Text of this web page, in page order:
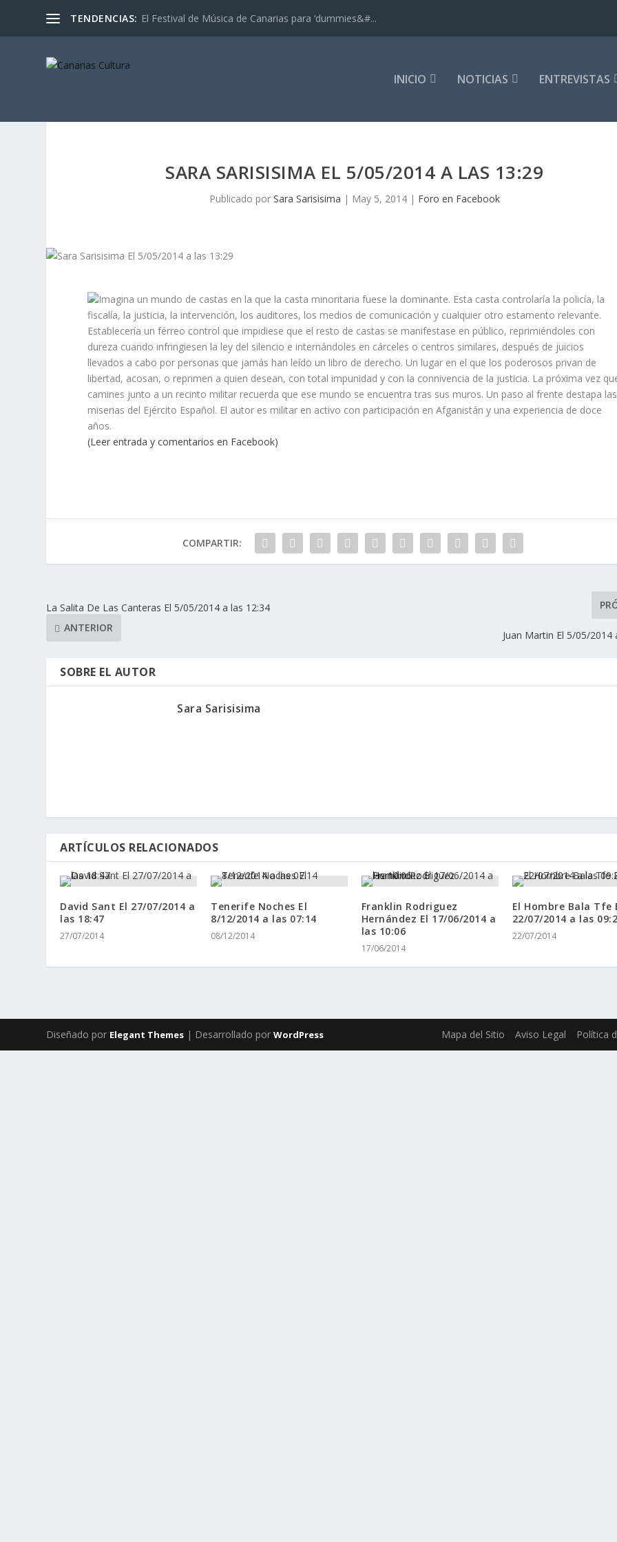
TENDENCIAS: El Festival de Música de Canarias para ‘dummies&#...
INICIO NOTICIAS ENTREVISTAS
SARA SARISISIMA EL 5/05/2014 A LAS 13:29
Publicado por Sara Sarisisima | May 5, 2014| Foro en Facebook
Imagina un mundo de castas en la que la casta minoritaria fuese la dominante. Esta casta controlaría la policía, la
fiscalía, la justicia, la intervención, los auditores, los medios de comunicación y cualquier otro estamento relevante.
Establecería un férreo control que impidiese que el resto de castas se manifestase en público, reprimiéndoles con
dureza cuando infringiesen la ley del silencio e internándoles en cárceles o centros similares, después de juicios
llevados a cabo por personas que jamás han leído un libro de derecho. Un lugar en el que los poderosos privan de
libertad, acosan, o reprimen a quien desean, con total impunidad y con la connivencia de la justicia. La próxima vez
camines junto a un recinto militar recuerda que ese mundo se encuentra tras sus muros. Un paso al frente destapa las
miserias del Ejército Español. El autor es militar en activo con participación en Afganistán y una experiencia de doce
años.
(Leer entrada y comentarios en Facebook)
COMPARTIR:
La Salita De Las Canteras El 5/05/2014 a las 12:34
ANTERIOR
Juan Martin El 5/05/2014
SOBRE EL AUTOR
Sara Sarisisima
ARTÍCULOS RELACIONADOS
David Sant El 27/07/2014 a
las 18:47
27/07/2014
Tenerife Noches El
8/12/2014 a las 07:14
08/12/2014
Franklin Rodriguez
Hernández El 17/06/2014 a
las 10:06
17/06/2014
El Hombre Bala Tfe
22/07/2014 a las
22/07/2014
Diseñado por Elegant Themes | Desarrollado porWordPress Mapa del Sitio Aviso Legal Política